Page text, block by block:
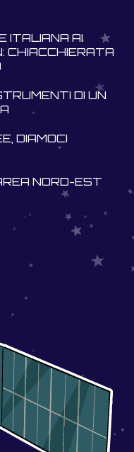
ITALIANA AI
CHIACCHIERATA
DI UN
DIAMOCI
NORD-EST